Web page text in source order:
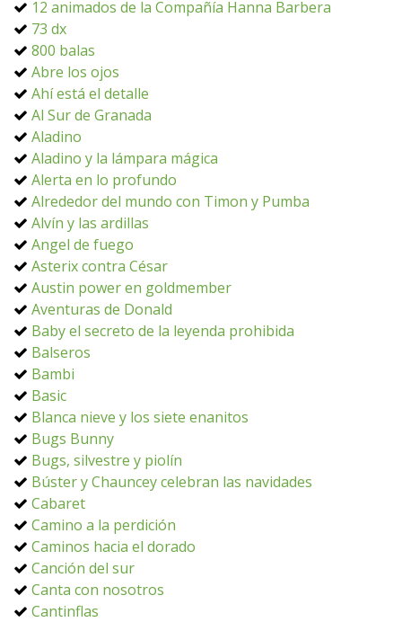
12 animados de la Compañía Hanna Barbera
73 dx
800 balas
Abre los ojos
Ahí está el detalle
Al Sur de Granada
Aladino
Aladino y la lámpara mágica
Alerta en lo profundo
Alrededor del mundo con Timon y Pumba
Alvín y las ardillas
Angel de fuego
Asterix contra César
Austin power en goldmember
Aventuras de Donald
Baby el secreto de la leyenda prohibida
Balseros
Bambi
Basic
Blanca nieve y los siete enanitos
Bugs Bunny
Bugs, silvestre y piolín
Búster y Chauncey celebran las navidades
Cabaret
Camino a la perdición
Caminos hacia el dorado
Canción del sur
Canta con nosotros
Cantinflas